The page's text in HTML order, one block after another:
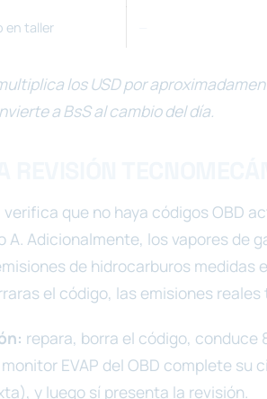
en taller
los USD por
a BsS al cambio del día.
verifica que no haya códigos OBD
Adicionalmente, los vapores de
de hidrocarburos medidas
el código, las emisiones
repara, borra el código, conduce
EVAP del OBD complete su
y luego sí presenta la revisión.